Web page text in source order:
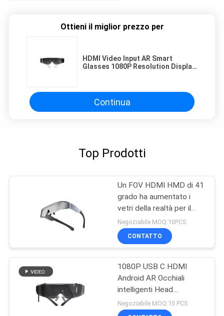
Ottieni il miglior prezzo per
HDMI Video Input AR Smart
Glasses 1080P Resolution Display
Continua
Top Prodotti
Un FOV HDMI HMD di 41
grado ha aumentato i
vetri della realtà per il
telefono/computer
Negoziabile MOQ:10PCS
CONTATTO
1080P USB C HDMI
Android AR Occhiali
intelligenti Head
Mounted Display WIFI &
Bluetooth
Negoziabile MOQ:10 PCS